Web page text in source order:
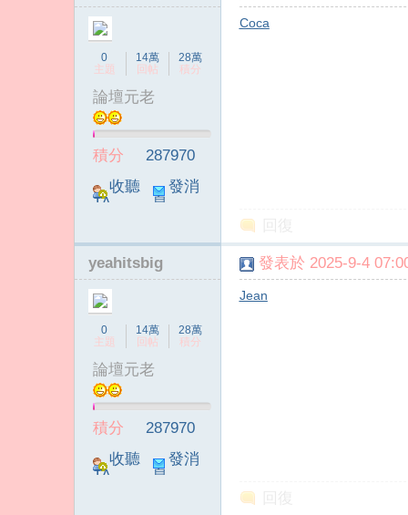
0
主題
14萬
回帖
28萬
積分
論壇元老
積分
287970
收聽
TA
發消
息
Coca
yeahitsbig
0
主題
14萬
回帖
28萬
積分
論壇元老
積分
287970
收聽
TA
發消
息
發表於 2025-9-4
Jean